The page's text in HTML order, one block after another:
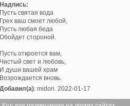
Надпись:
Пусть святая вода
Грех ваш смоет любой,
Пусть любая беда
Обойдет стороной.
Пусть откроется вам,
Чистый свет и любовь,
И души вашей храм
Возрождается вновь.
Добавил(а): midori. 2022-01-17